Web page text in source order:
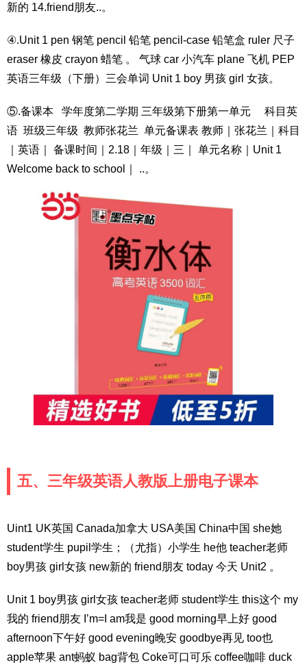
新的 14.friend朋友..。
④.Unit 1 pen 钢笔 pencil 铅笔 pencil-case 铅笔盒 ruler 尺子
eraser 橡皮 crayon 蜡笔 。 气球 car 小汽车 plane 飞机 PEP
英语三年级（下册）三会单词 Unit 1 boy 男孩 girl 女孩。
⑤.备课本 学年度第二学期 三年级第下册第一单元 科目英
语 班级三年级 教师张花兰 单元备课表 教师｜张花兰｜科目
｜英语｜ 备课时间｜2.18｜年级｜三｜ 单元名称｜Unit 1
Welcome back to school｜ ..。
五、三年级英语人教版上册电子课本
Uint1 UK英国 Canada加拿大 USA美国 China中国 she她
student学生 pupil学生；（尤指）小学生 he他 teacher老师
boy男孩 girl女孩 new新的 friend朋友 today 今天 Unit2 。
Unit 1 boy男孩 girl女孩 teacher老师 student学生 this这个 my
我的 friend朋友 I’m=I am我是 good morning早上好 good
afternoon下午好 good evening晚安 goodbye再见 too也
apple苹果 ant蚂蚁 bag背包 Coke可口可乐 coffee咖啡 duck